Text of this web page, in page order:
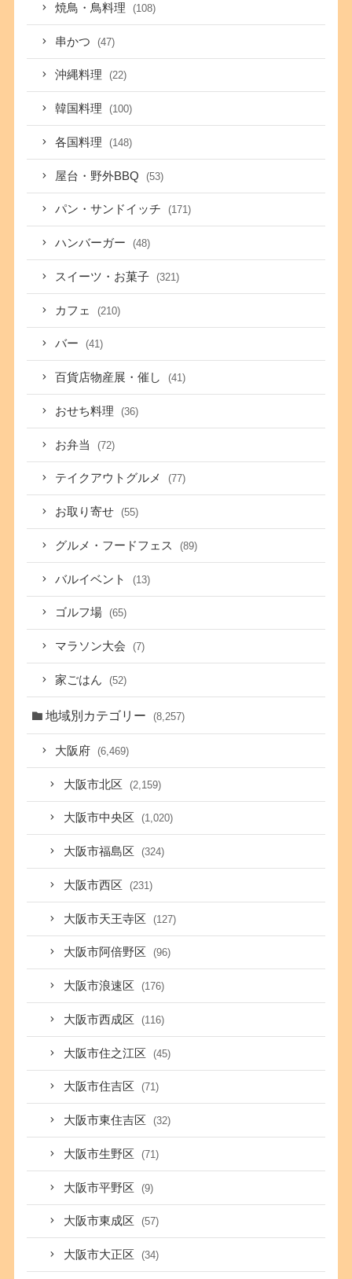
焼鳥・鳥料理 (108)
串かつ (47)
沖縄料理 (22)
韓国料理 (100)
各国料理 (148)
屋台・野外BBQ (53)
パン・サンドイッチ (171)
ハンバーガー (48)
スイーツ・お菓子 (321)
カフェ (210)
バー (41)
百貨店物産展・催し (41)
おせち料理 (36)
お弁当 (72)
テイクアウトグルメ (77)
お取り寄せ (55)
グルメ・フードフェス (89)
バルイベント (13)
ゴルフ場 (65)
マラソン大会 (7)
家ごはん (52)
地域別カテゴリー (8,257)
大阪府 (6,469)
大阪市北区 (2,159)
大阪市中央区 (1,020)
大阪市福島区 (324)
大阪市西区 (231)
大阪市天王寺区 (127)
大阪市阿倍野区 (96)
大阪市浪速区 (176)
大阪市西成区 (116)
大阪市住之江区 (45)
大阪市住吉区 (71)
大阪市東住吉区 (32)
大阪市生野区 (71)
大阪市平野区 (9)
大阪市東成区 (57)
大阪市大正区 (34)